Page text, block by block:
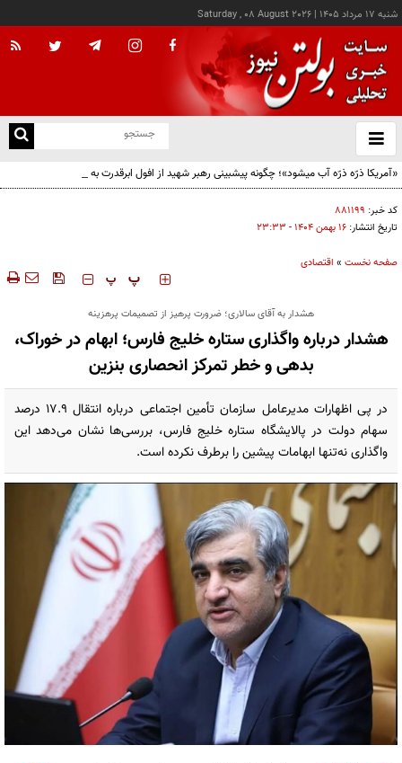
شنبه ۱۷ مرداد ۱۴۰۵ |
Saturday , 08 August 2026
باز
و
«آمریکا ذرّه ذرّه آب میشود»؛ چگونه پیشبینی رهبر شهید از افول ابرقدرت به حقیقت پیوست؟
کد خبر: ۸۸۱۱۹۹
تاریخ انتشار: ۱۶ بهمن ۱۴۰۴ - ۲۳:۳۳
صفحه نخست » اقتصادی
‍‍‍ پ پ
هشدار به آقای سالاری؛ ضرورت پرهیز از تصمیمات پرهزینه
هشدار درباره واگذاری ستاره خلیج فارس؛ ابهام در خوراک،
بدهی و خطر تمرکز انحصاری بنزین
در پی اظهارات مدیرعامل سازمان تأمین اجتماعی درباره انتقال ۱۷.۹ درصد
سهام دولت در پالایشگاه ستاره خلیج فارس، بررسی‌ها نشان می‌دهد این
واگذاری نه‌تنها ابهامات پیشین را برطرف نکرده است.